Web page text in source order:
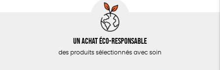
Un achat éco-responsable
des produits sélectionnés avec soin